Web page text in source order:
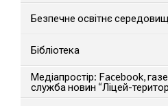
Безпечне освітнє
Бібліотека
Медіапростір: Facebook,
служба новин “Ліцей-